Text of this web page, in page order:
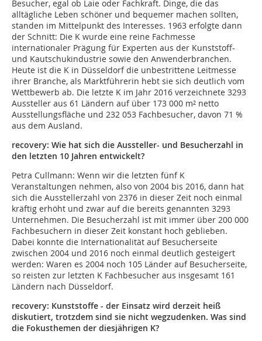
Besucher, egal ob Laie oder Fachkraft. Dinge, die das
alltägliche Leben schöner und bequemer machen sollten,
standen im Mittelpunkt des Interesses. 1963 erfolgte dann
der Schnitt: Die K wurde eine reine Fachmesse
internationaler Prägung für Experten aus der Kunststoff-
und Kautschukindustrie sowie den Anwenderbranchen.
Heute ist die K in Düsseldorf die unbestrittene Leitmesse
ihrer Branche, als Marktführerin hebt sie sich deutlich vom
Wettbewerb ab. Die letzte K im Jahr 2016 verzeichnete 3293
Aussteller aus 61 Ländern auf über 173 000 m² netto
Ausstellungsfläche und 232 053 Fachbesucher, davon 71 %
aus dem Ausland.
recovery: Wie hat sich die Aussteller- und Besucherzahl in
den letzten 10 Jahren entwickelt?
Petra Cullmann: Wenn wir die letzten fünf K
Veranstaltungen nehmen, also von 2004 bis 2016, dann hat
sich die Ausstellerzahl von 2376 in dieser Zeit noch einmal
kräftig erhöht und zwar auf die bereits genannten 3293
Unternehmen. Die Besucherzahl ist mit immer über 200 000
Fachbesuchern in dieser Zeit konstant hoch geblieben.
Dabei konnte die Internationalität auf Besucherseite
zwischen 2004 und 2016 noch einmal deutlich gesteigert
werden: Waren es 2004 noch 105 Länder auf Besucherseite,
so reisten zur letzten K Fachbesucher aus insgesamt 161
Ländern nach Düsseldorf.
recovery: Kunststoffe - der Einsatz wird derzeit heiß
diskutiert, trotzdem sind sie nicht wegzudenken. Was sind
die Fokusthemen der diesjährigen K?